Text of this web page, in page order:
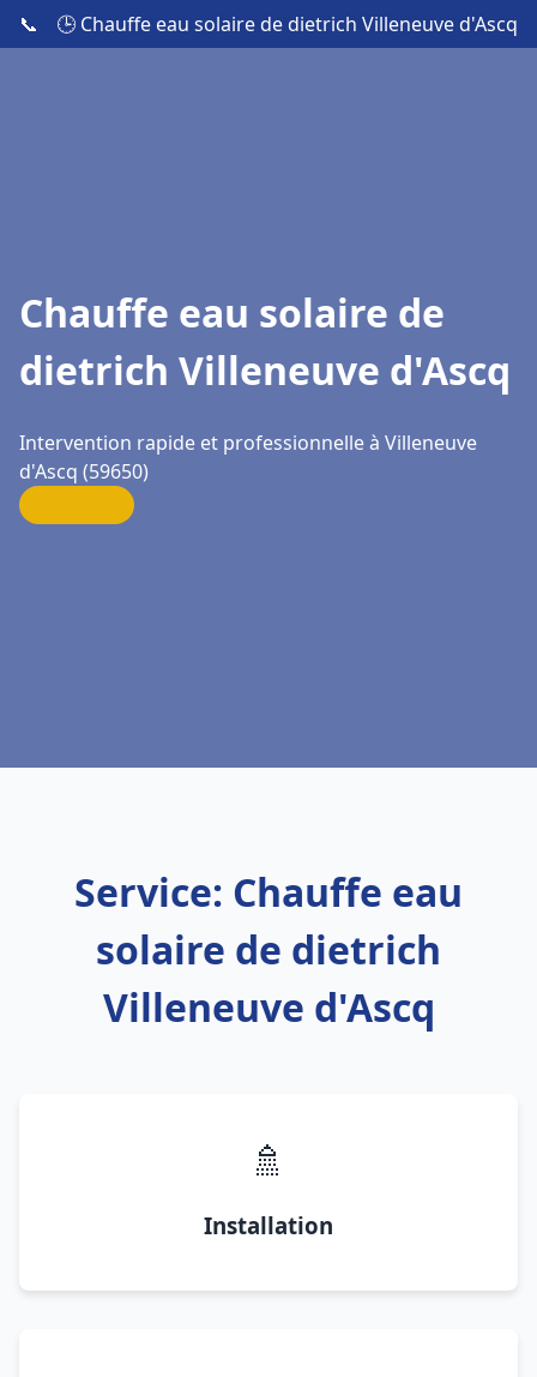
📞 🕒 Chauffe eau solaire de dietrich Villeneuve d'Ascq
Chauffe eau solaire de
dietrich Villeneuve d'Ascq
Intervention rapide et professionnelle à Villeneuve
d'Ascq (59650)
Service: Chauffe eau
solaire de dietrich
Villeneuve d'Ascq
🚿
Installation